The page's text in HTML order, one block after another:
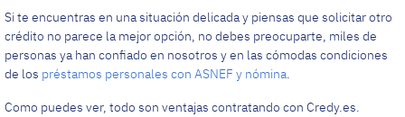
Si te encuentras en una situación delicada y piensas que solicitar otro
crédito no parece la mejor opción, no debes preocuparte, miles de
personas ya han confiado en nosotros y en las cómodas condiciones
de los préstamos personales con ASNEF y nómina.
Como puedes ver, todo son ventajas contratando con Credy.es.